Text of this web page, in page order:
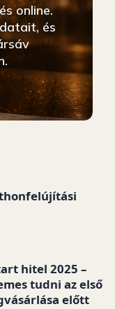
online.
és
hitel 2025 –
tudni az első
előtt